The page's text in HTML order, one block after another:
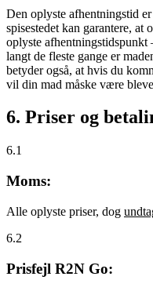
Den oplyste afhentningstid
spisestedet kan garantere,
oplyste afhentningstidspunkt
langt de fleste gange er
betyder også, at hvis du
vil din mad måske være
6. Priser og
6.1
Moms:
Alle oplyste priser, dog
6.2
Prisfejl R2N Go: